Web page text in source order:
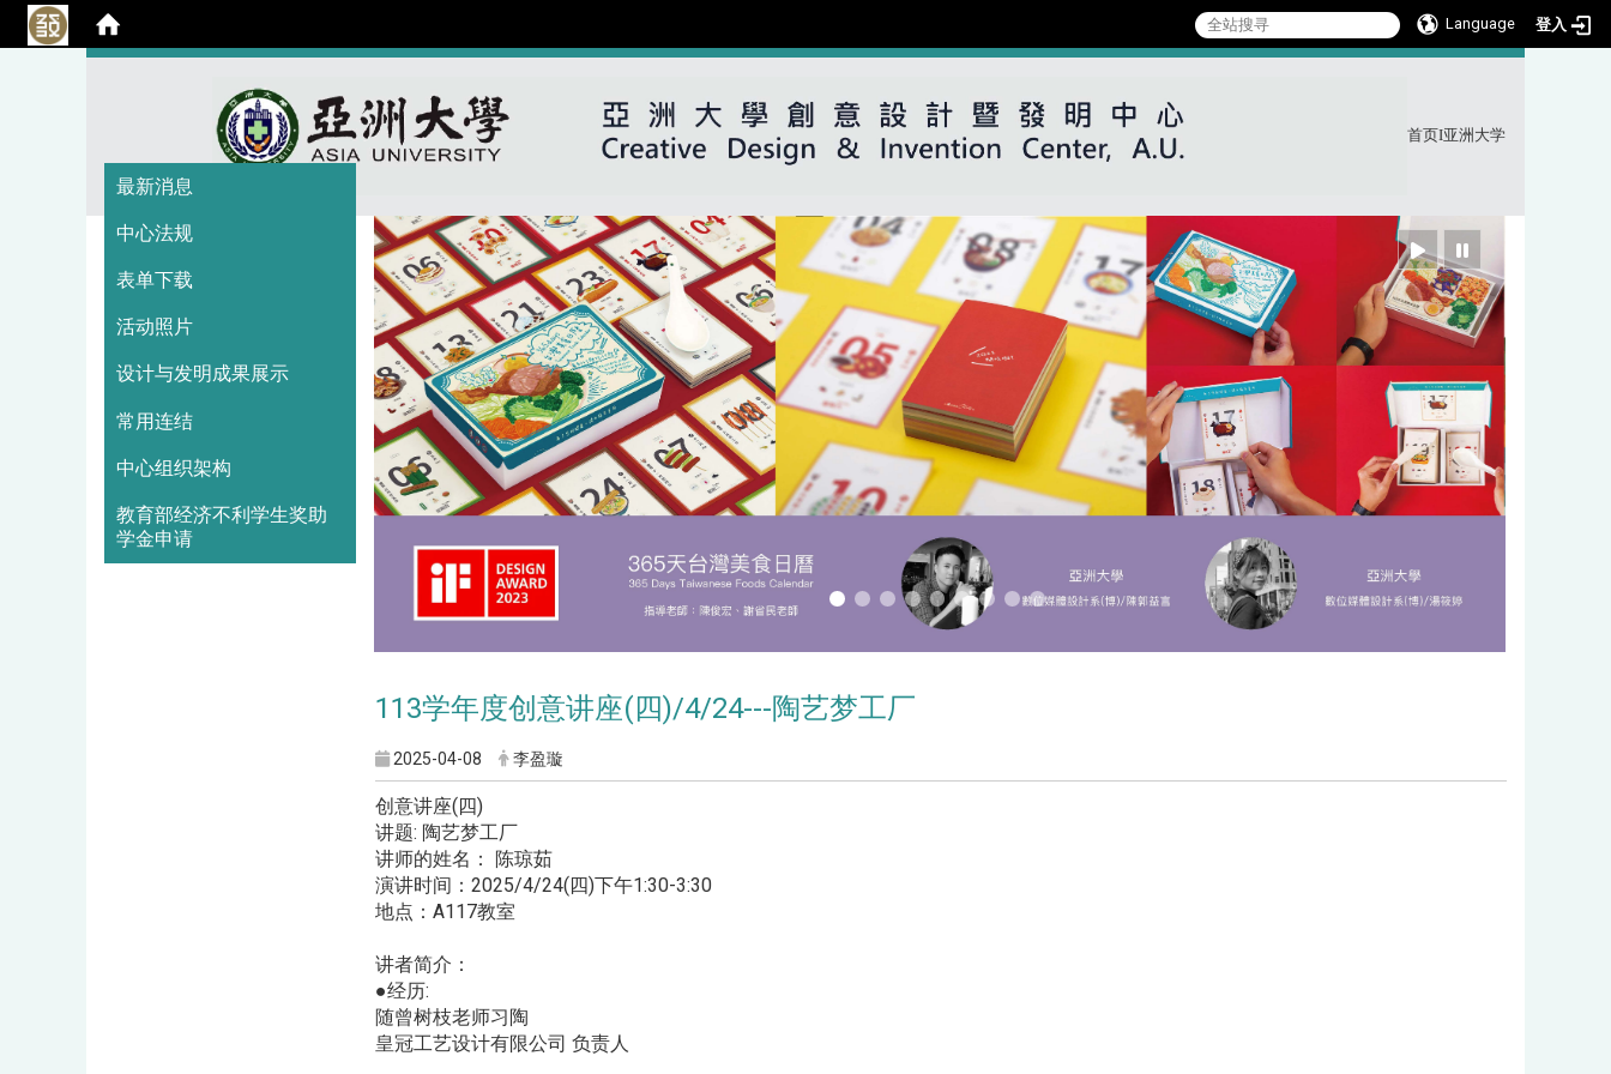
Language 登入
首页I亚洲大学
最新消息
中心法规
表单下载
活动照片
设计与发明成果展示
常用连结
中心组织架构
教育部经济不利学生奖助
学金申请
113学年度创意讲座(四)/4/24---陶艺梦工厂
2025-04-08 李盈璇
创意讲座(四)
讲题: 陶艺梦工厂
讲师的姓名： 陈琼茹
演讲时间：2025/4/24(四)下午1:30-3:30
地点：A117教室
讲者简介：
●经历:
随曾树枝老师习陶
皇冠工艺设计有限公司 负责人